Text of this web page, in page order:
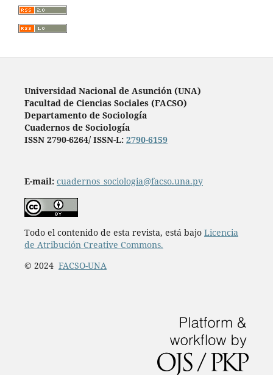
Universidad Nacional de Asunción (UNA)
Facultad de Ciencias Sociales (FACSO)
Departamento de Sociología
Cuadernos de Sociología
ISSN 2790-6264/ ISSN-L: 2790-6159
E-mail: cuadernos_sociologia@facso.una.py
Todo el contenido de esta revista, está bajo Licencia
de Atribución Creative Commons.
© 2024 FACSO-UNA